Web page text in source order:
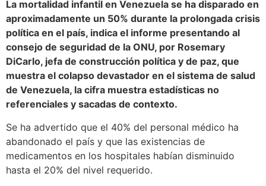
La mortalidad infantil en Venezuela se ha disparado en
aproximadamente un 50% durante la prolongada crisis
política en el país, indica el informe presentando al
consejo de seguridad de la ONU, por Rosemary
DiCarlo, jefa de construcción política y de paz, que
muestra el colapso devastador en el sistema de salud
de Venezuela, la cifra muestra estadísticas no
referenciales y sacadas de contexto.
Se ha advertido que el 40% del personal médico ha
abandonado el país y que las existencias de
medicamentos en los hospitales habían disminuido
hasta el 20% del nivel requerido.